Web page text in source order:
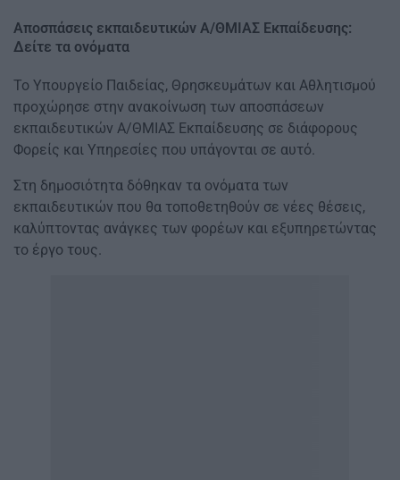
Αποσπάσεις εκπαιδευτικών Α/ΘΜΙΑΣ Εκπαίδευσης:
Δείτε τα ονόματα
Το Υπουργείο Παιδείας, Θρησκευμάτων και Αθλητισμού
προχώρησε στην ανακοίνωση των αποσπάσεων
εκπαιδευτικών Α/ΘΜΙΑΣ Εκπαίδευσης σε διάφορους
Φορείς και Υπηρεσίες που υπάγονται σε αυτό.
Στη δημοσιότητα δόθηκαν τα ονόματα των
εκπαιδευτικών που θα τοποθετηθούν σε νέες θέσεις,
καλύπτοντας ανάγκες των φορέων και εξυπηρετώντας
το έργο τους.